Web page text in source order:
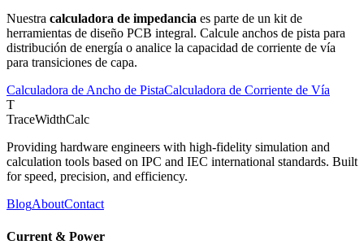
Nuestra calculadora de impedancia es parte de un kit de
herramientas de diseño PCB integral. Calcule anchos de pista para
distribución de energía o analice la capacidad de corriente de vía
para transiciones de capa.
Calculadora de Ancho de PistaCalculadora de Corriente de Vía
T
TraceWidthCalc
Providing hardware engineers with high-fidelity simulation and
calculation tools based on IPC and IEC international standards. Built
for speed, precision, and efficiency.
BlogAboutContact
Current & Power